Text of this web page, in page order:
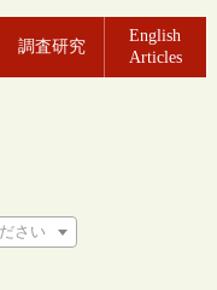
調査研究
English
Articles
さい